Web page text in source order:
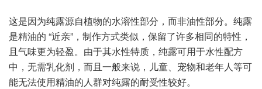
这是因为纯露源自植物的水溶性部分，而非油性部分。纯露
是精油的 “近亲”，制作方式类似，保留了许多相同的特性，
且气味更为轻盈。由于其水性特质，纯露可用于水性配方
中，无需乳化剂，而且一般来说，儿童、宠物和老年人等可
能无法使用精油的人群对纯露的耐受性较好。